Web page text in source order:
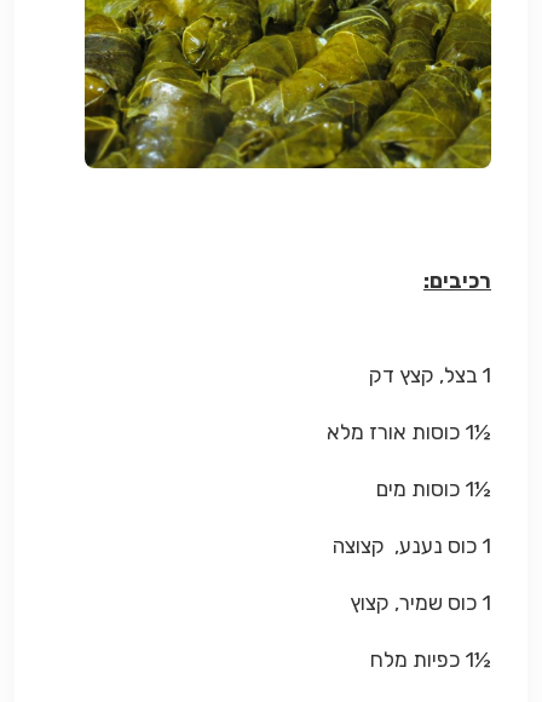
רכיבים:
1 בצל, קצץ דק
½1 כוסות אורז מלא
½1 כוסות מים
1 כוס נענע, קצוצה
1 כוס שמיר, קצוץ
½1 כפיות מלח